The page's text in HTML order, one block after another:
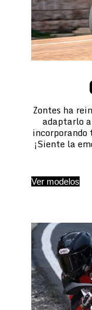
Zontes ha
adaptarlo
¡Siente la
Ver modelos